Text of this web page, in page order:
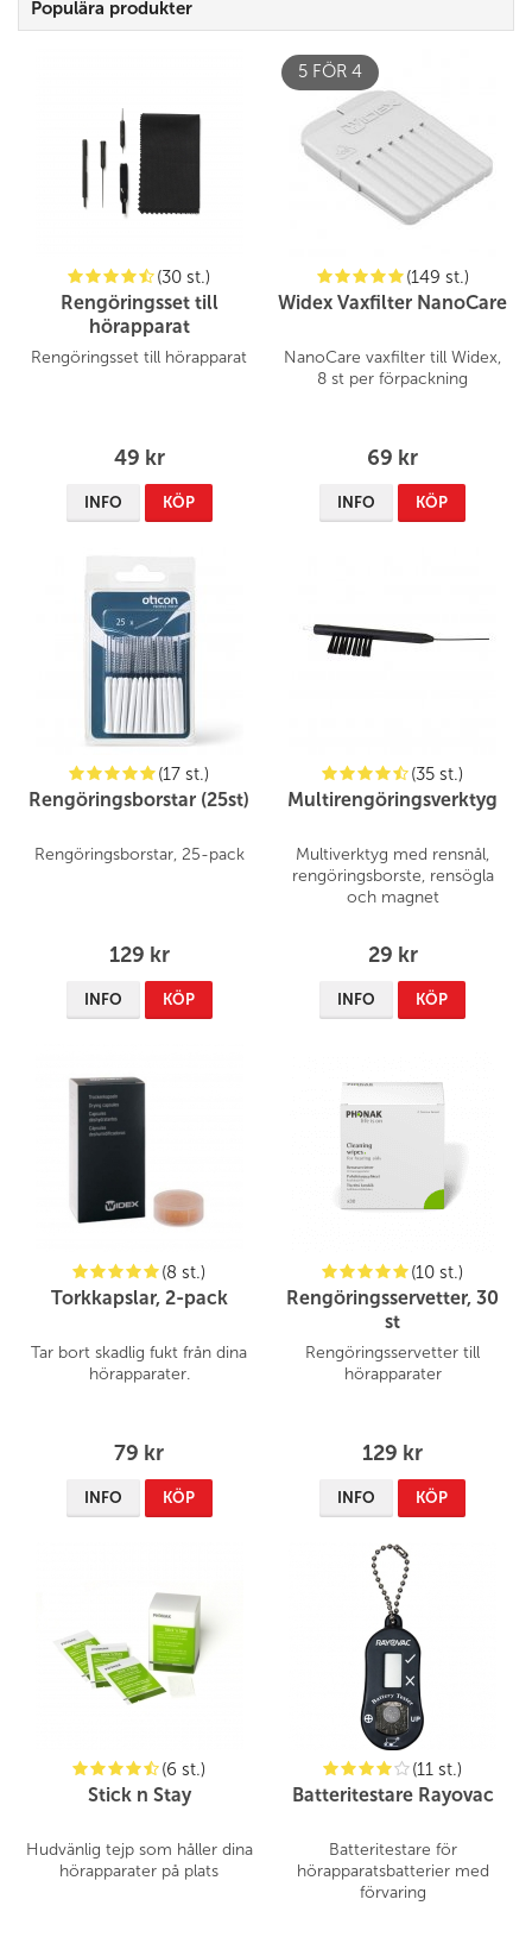
Populära produkter
(30 st.)
Rengöringsset till
hörapparat
Rengöringsset till hörapparat
49 kr
INFO KÖP
(149 st.)
Widex Vaxfilter NanoCare
NanoCare vaxfilter till Widex,
8 st per förpackning
5 FÖR 4
69 kr
INFO KÖP
(17 st.)
Rengöringsborstar (25st)
Rengöringsborstar, 25-pack
129 kr
INFO KÖP
(35 st.)
Multirengöringsverktyg
Multiverktyg med rensnål,
rengöringsborste, rensögla
och magnet
29 kr
INFO KÖP
(8 st.)
Torkkapslar, 2-pack
Tar bort skadlig fukt från dina
hörapparater.
79 kr
INFO KÖP
(10 st.)
Rengöringsservetter, 30
st
Rengöringsservetter till
hörapparater
129 kr
INFO KÖP
(6 st.)
Stick n Stay
Hudvänlig tejp som håller dina
hörapparater på plats
(11 st.)
Batteritestare Rayovac
Batteritestare för
hörapparatsbatterier med
förvaring